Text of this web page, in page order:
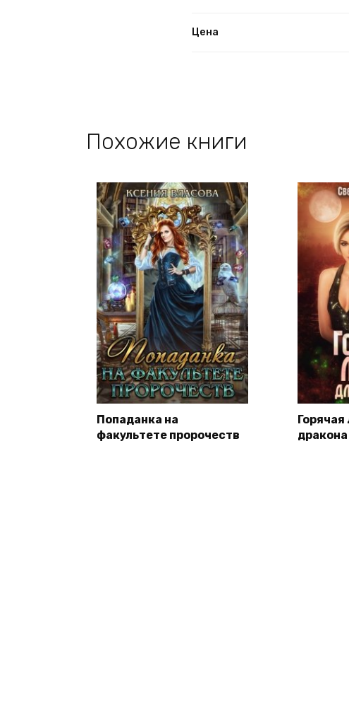
Цена
Похожие книги
Попаданка на
факультете пророчеств
дракона